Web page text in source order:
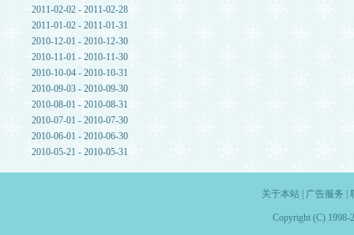
2011-02-02 - 2011-02-28
2011-01-02 - 2011-01-31
2010-12-01 - 2010-12-30
2010-11-01 - 2010-11-30
2010-10-04 - 2010-10-31
2010-09-03 - 2010-09-30
2010-08-01 - 2010-08-31
2010-07-01 - 2010-07-30
2010-06-01 - 2010-06-30
2010-05-21 - 2010-05-31
关于本站| 广告服务
Copyright (C) 1998-